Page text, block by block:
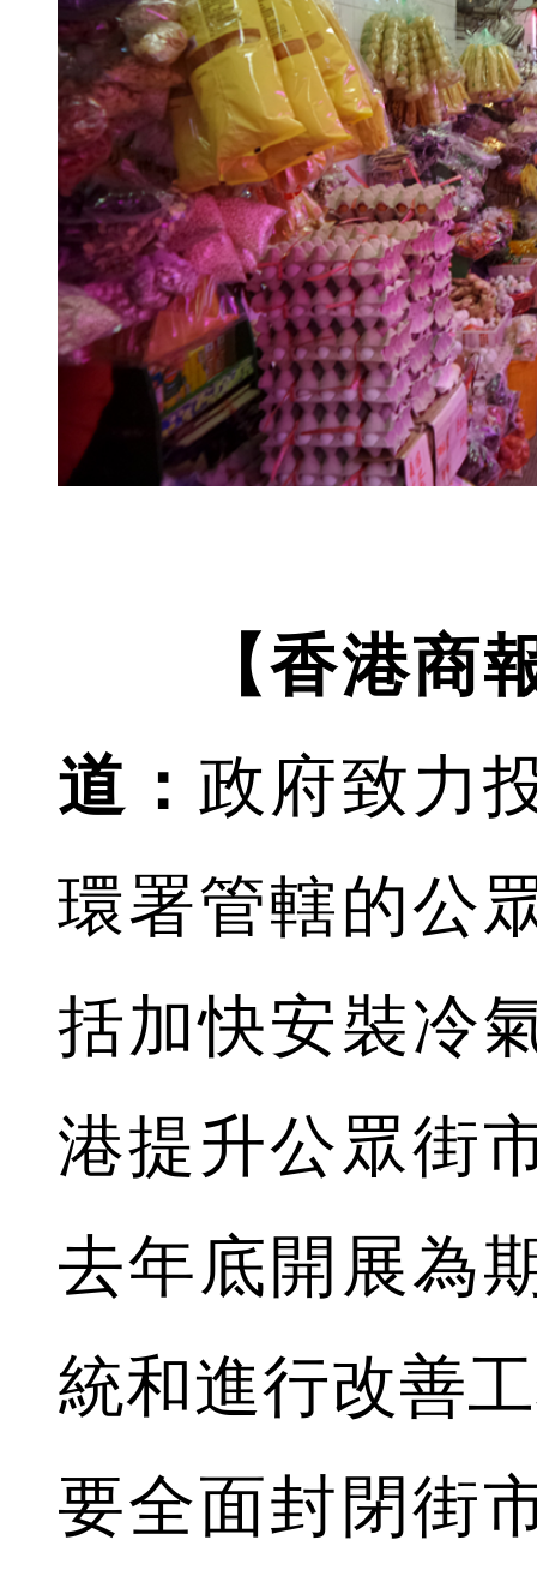
【香港商報
道： 政府致力
環署管轄的公
括加快安裝冷
港提升公眾街
去年底開展為
統和進行改善
要全面封閉街